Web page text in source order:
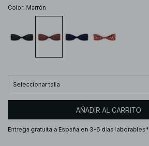
Color: Marrón
Seleccionar talla
AÑADIR AL CARRITO
Entrega gratuita a España en 3-6 días laborables*